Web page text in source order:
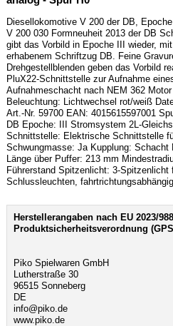
Diesellokomotive V 200 der DB,
V 200 030 Formneuheit 2013 der DB
gibt das Vorbild in Epoche III wieder,
erhabenem Schriftzug DB. Feine
Drehgestellblenden geben das Vorbild
PluX22-Schnittstelle zur Aufnahme
Aufnahmeschacht nach NEM 362
Beleuchtung: Lichtwechsel rot/weiß
Art.-Nr. 59700 EAN: 4015615597001
DB Epoche: III Stromsystem 2L-
Schnittstelle: Elektrische Schnittstelle
Schwungmasse: Ja Kupplung: Schacht
Länge über Puffer: 213 mm
Führerstand Spitzenlicht: 3-Spitzenlicht
Schlussleuchten, fahrtrichtungsabhängig
Herstellerangaben nach EU 2023/988
Produktsicherheitsverordnung
Piko Spielwaren GmbH
Lutherstraße 30
96515 Sonneberg
DE
info@piko.de
www.piko.de